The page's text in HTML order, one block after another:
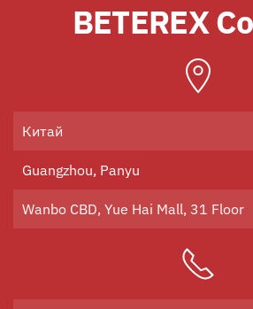
BETEREX
Китай
Guangzhou, Panyu
Wanbo CBD, Yue Hai Mall, 31 Floor